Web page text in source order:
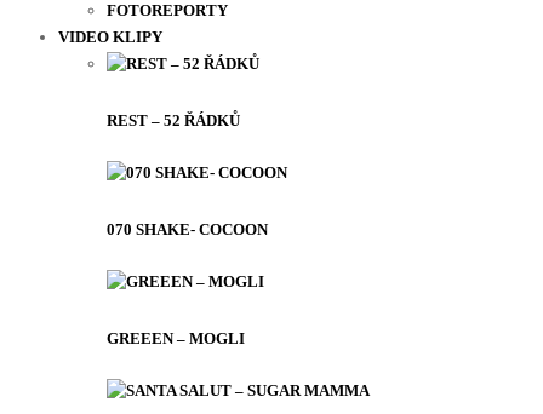
FOTOREPORTY
VIDEO KLIPY
REST – 52 ŘÁDKŮ
070 SHAKE- COCOON
GREEEN – MOGLI